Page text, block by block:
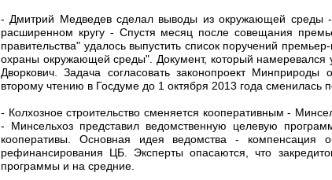
- Дмитрий Медведев сделал выводы из окружающей среды -
расширенном кругу - Спустя месяц после совещания
правительства" удалось выпустить список поручений
охраны окружающей среды". Документ, который
Дворкович. Задача согласовать законопроект
второму чтению в Госдуме до 1 октября 2013 года сменилась
- Колхозное строительство сменяется кооперативным -
- Минсельхоз представил ведомственную целевую
кооперативы. Основная идея ведомства - компенсация
рефинансирования ЦБ. Эксперты опасаются, что
программы и на средние.